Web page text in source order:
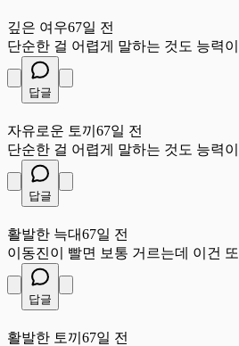
깊은 여우67일 전
단순한 걸 어렵게 말하는 것도 능력이
답글
자유로운 토끼 67일 전
단순한 걸 어렵게 말하는 것도 능력
답글
활발한 늑대67일 전
이동진이 빨면 보통 거르는데 이건
답글
활발한 토끼 67일 전